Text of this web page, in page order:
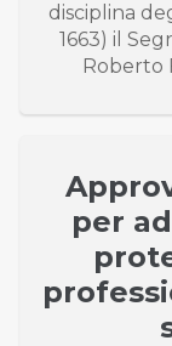
disciplina
1663) il
Roberto
per